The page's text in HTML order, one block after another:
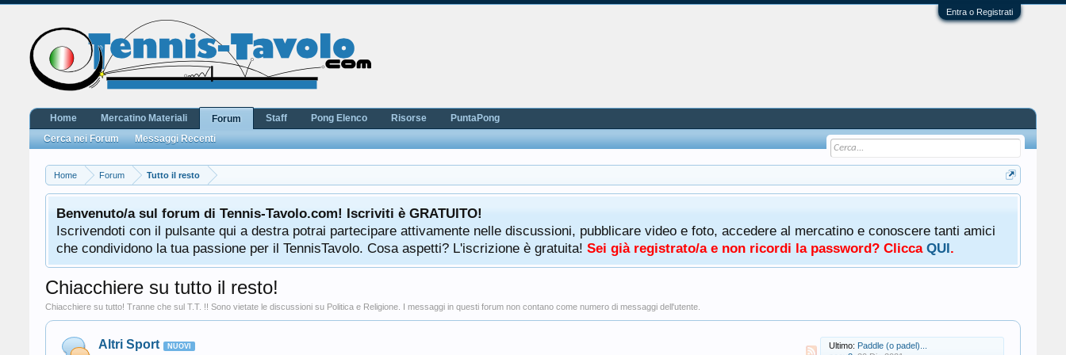
Entra o Registrati
Home Forum Tutto il resto
Benvenuto/a sul forum di Tennis-Tavolo.com! Iscriviti è GRATUITO!
Iscrivendoti con il pulsante qui a destra potrai partecipare attivamente nelle discussioni, pubblicare video e foto, accedere al mercatino e conoscere tanti amici
che condividono la tua passione per il TennisTavolo. Cosa aspetti? L'iscrizione è gratuita! Sei già registrato/a e non ricordi la password? Clicca QUI.
Chiacchiere su tutto il resto!
Chiacchiere su tutto! Tranne che sul T.T. !! Sono vietate le discussioni su Politica e Religione. I messaggi in questi forum non contano come numero di messaggi dell'utente.
Altri Sport Ultimo: Paddle (o padel)...
Home Mercatino Materiali
Forum
Cerca nei Forum
Messaggi Recenti
Staff Pong Elenco Risorse PuntaPong